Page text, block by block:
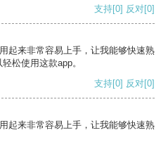
支持[0] 反对[0]
起来非常容易上手，让我能够快速熟
松使用这款app。
支持[0] 反对[0]
起来非常容易上手，让我能够快速熟